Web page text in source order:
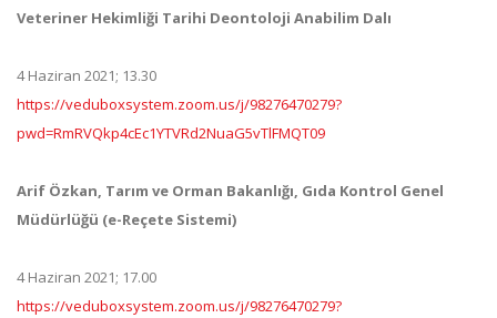
Veteriner Hekimliği Tarihi Deontoloji Anabilim Dalı
4 Haziran 2021; 13.30
https://veduboxsystem.zoom.us/j/98276470279?
pwd=RmRVQkp4cEc1YTVRd2NuaG5vTlFMQT09
Arif Özkan, Tarım ve Orman Bakanlığı, Gıda Kontrol Genel
Müdürlüğü (e-Reçete Sistemi)
4 Haziran 2021; 17.00
https://veduboxsystem.zoom.us/j/98276470279?